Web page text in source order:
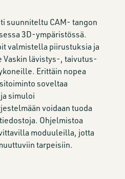
suunniteltu CAM- tangon
3D-ympäristössä.
valmistella piirustuksia ja
Vaskin lävistys-, taivutus-
Erittäin nopea
soveltaa
simuloi
voidaan tuoda
Ohjelmistoa
moduuleilla, jotta
tarpeisiin.